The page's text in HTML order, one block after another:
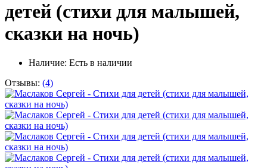
детей (стихи для малышей,
сказки на ночь)
Наличие: Есть в наличии
Отзывы: (4)